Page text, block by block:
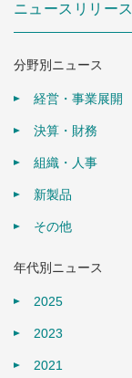
ニュースリリース
分野別ニュース
経営・事業展開
決算・財務
組織・人事
新製品
その他
年代別ニュース
2025
2023
2021